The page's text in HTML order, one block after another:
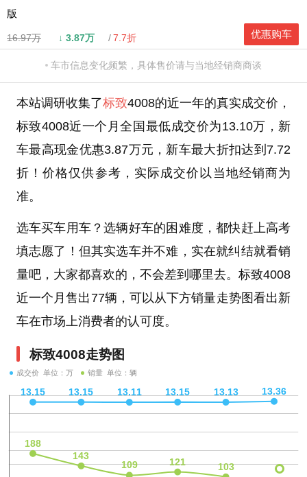
版
16.97万 ↓ 3.87万 7.7折 优惠购车
车市信息变化频繁，具体售价请与当地经销商商谈
本站调研收集了标致4008的近一年的真实成交价，
标致4008近一个月全国最低成交价为13.10万，新
车最高现金优惠3.87万元，新车最大折扣达到7.72
折！价格仅供参考，实际成交价以当地经销商为
准。
选车买车用车？选辆好车的困难度，都快赶上高考
填志愿了！但其实选车并不难，实在就纠结就看销
量吧，大家都喜欢的，不会差到哪里去。标致4008
近一个月售出77辆，可以从下方销量走势图看出新
车在市场上消费者的认可度。
标致4008走势图
成交价 单位：万 销量 单位：辆